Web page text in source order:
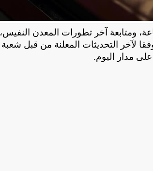
ومتابعة آخر تطورات المعدن النفيس،
2026، على النحو التالي، وفقا لآخر التحديثات المعلنة من قبل شعبة
.